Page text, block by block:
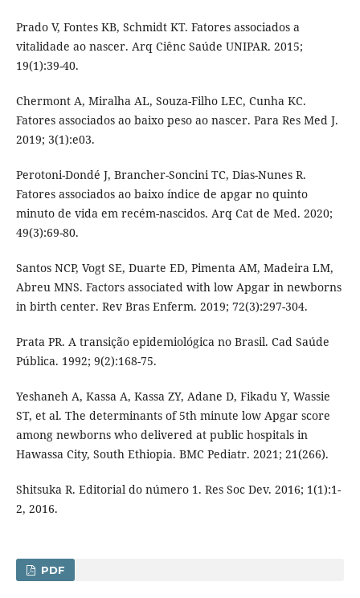
Prado V, Fontes KB, Schmidt KT. Fatores associados a
vitalidade ao nascer. Arq Ciênc Saúde UNIPAR. 2015;
19(1):39-40.
Chermont A, Miralha AL, Souza-Filho LEC, Cunha KC.
Fatores associados ao baixo peso ao nascer. Para Res Med J.
2019; 3(1):e03.
Perotoni-Dondé J, Brancher-Soncini TC, Dias-Nunes R.
Fatores associados ao baixo índice de apgar no quinto
minuto de vida em recém-nascidos. Arq Cat de Med. 2020;
49(3):69-80.
Santos NCP, Vogt SE, Duarte ED, Pimenta AM, Madeira LM,
Abreu MNS. Factors associated with low Apgar in newborns
in birth center. Rev Bras Enferm. 2019; 72(3):297-304.
Prata PR. A transição epidemiológica no Brasil. Cad Saúde
Pública. 1992; 9(2):168-75.
Yeshaneh A, Kassa A, Kassa ZY, Adane D, Fikadu Y, Wassie
ST, et al. The determinants of 5th minute low Apgar score
among newborns who delivered at public hospitals in
Hawassa City, South Ethiopia. BMC Pediatr. 2021; 21(266).
Shitsuka R. Editorial do número 1. Res Soc Dev. 2016; 1(1):1-
2, 2016.
PDF